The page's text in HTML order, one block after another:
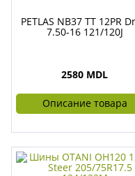
PETLAS NB37 TT 12PR
7.50-16 121/120J
2580 MDL
Описание товара